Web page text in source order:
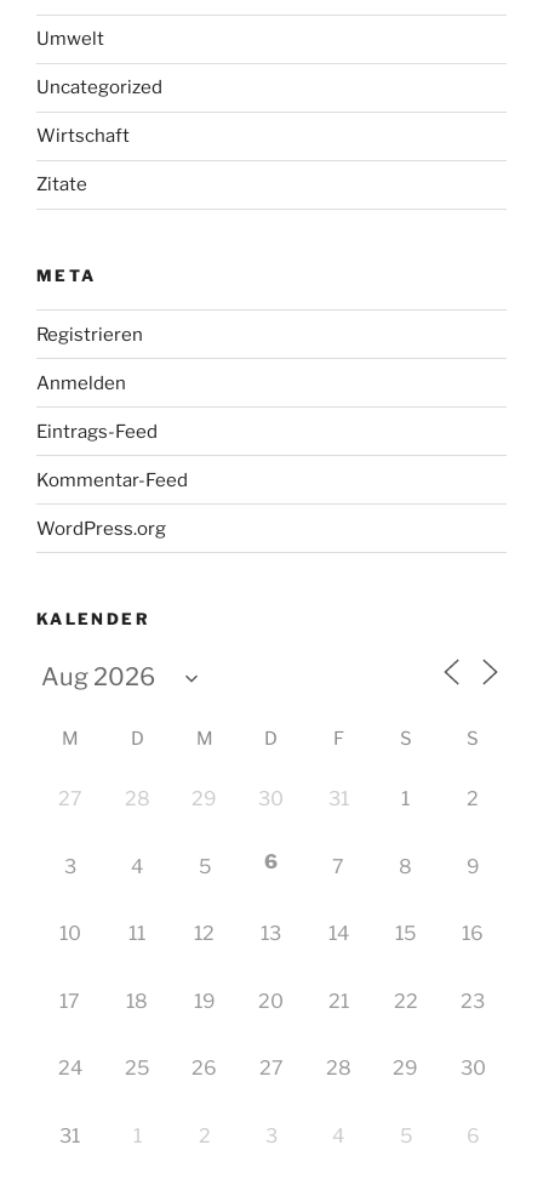
Umwelt
Uncategorized
Wirtschaft
Zitate
META
Registrieren
Anmelden
Eintrags-Feed
Kommentar-Feed
WordPress.org
KALENDER
M D M D F S S
27 28 29 30 31 1 2
3 4 5 6 7 8 9
10 11 12 13 14 15 16
17 18 19 20 21 22 23
24 25 26 27 28 29 30
31 1 2 3 4 5 6